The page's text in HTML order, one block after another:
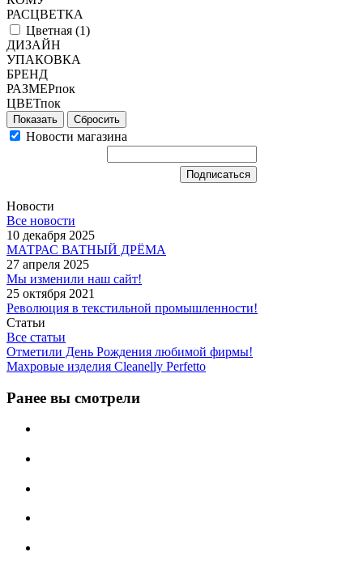
РАСЦВЕТКА
Цветная (1)
ДИЗАЙН
УПАКОВКА
БРЕНД
РАЗМЕРпок
ЦВЕТпок
Сбросить
Новости магазина
Новости
Все новости
10 декабря 2025
МАТРАС ВАТНЫЙ ДРЁМА
27 апреля 2025
Мы изменили наш сайт!
25 октября 2021
Революция в текстильной промышленности!
Статьи
Все статьи
Отметили День Рождения любимой фирмы!
Махровые изделия Cleanelly Perfetto
Ранее вы смотрели